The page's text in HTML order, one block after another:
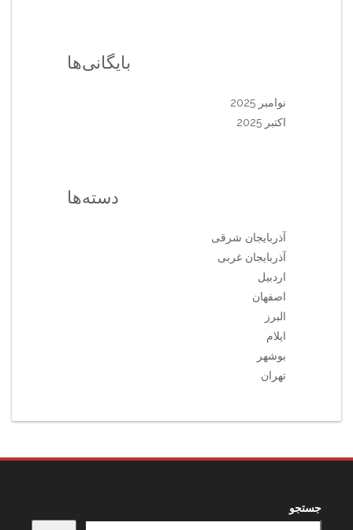
بایگانی‌ها
نوامبر 2025
اکتبر 2025
دسته‌ها
آذربایجان شرقی
آذربایجان غربی
اردبیل
اصفهان
البرز
ایلام
بوشهر
تهران
جستجو